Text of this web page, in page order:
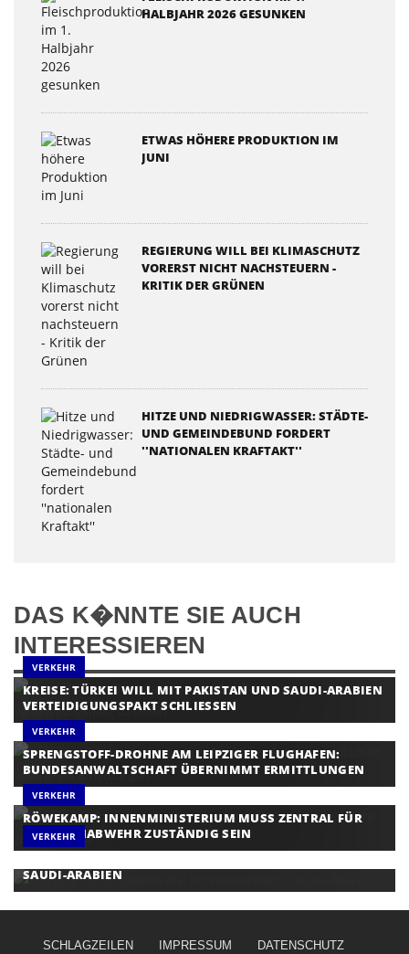
HALBJAHR 2026 GESUNKEN
ETWAS HÖHERE PRODUKTION IM
JUNI
REGIERUNG WILL BEI KLIMASCHUTZ
VORERST NICHT NACHSTEUERN -
KRITIK DER GRÜNEN
HITZE UND NIEDRIGWASSER: STÄDTE-
UND GEMEINDEBUND FORDERT
''NATIONALEN KRAFTAKT''
DAS K�NNTE SIE AUCH
INTERESSIEREN
VERKEHR
KREISE: TÜRKEI WILL MIT PAKISTAN UND SAUDI-ARABIEN
VERTEIDIGUNGSPAKT SCHLIESSEN
VERKEHR
SPRENGSTOFF-DROHNE AM LEIPZIGER FLUGHAFEN:
BUNDESANWALTSCHAFT ÜBERNIMMT ERMITTLUNGEN
VERKEHR
RÖWEKAMP: INNENMINISTERIUM MUSS ZENTRAL FÜR
DROHNENABWEHR ZUSTÄNDIG SEIN
VERKEHR
SAUDI-ARABIEN
SCHLAGZEILEN IMPRESSUM DATENSCHUTZ